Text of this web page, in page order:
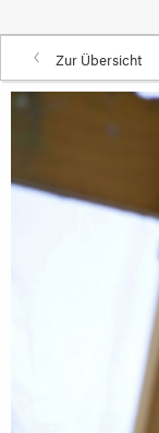
Zur Übersicht